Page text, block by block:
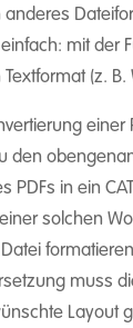
anderes
mit der
Textformat (z.
einer
den
PDFs in ein
solchen
muss
Layout